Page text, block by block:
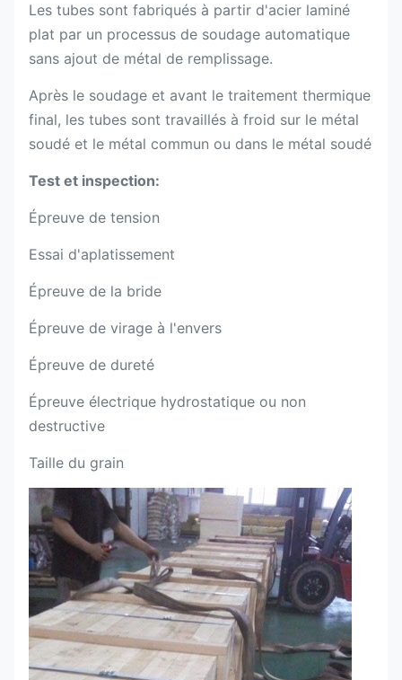
Les tubes sont fabriqués à partir d'acier laminé
plat par un processus de soudage automatique
sans ajout de métal de remplissage.
Après le soudage et avant le traitement thermique
final, les tubes sont travaillés à froid sur le métal
soudé et le métal commun ou dans le métal soudé
Test et inspection:
Épreuve de tension
Essai d'aplatissement
Épreuve de la bride
Épreuve de virage à l'envers
Épreuve de dureté
Épreuve électrique hydrostatique ou non
destructive
Taille du grain